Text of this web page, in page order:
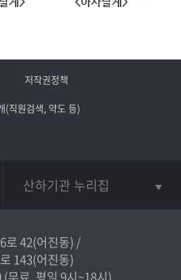
저작권정책
(직원검색, 약도 등)
산하기관 누리집
로 42(어진동) /
143(어진동)